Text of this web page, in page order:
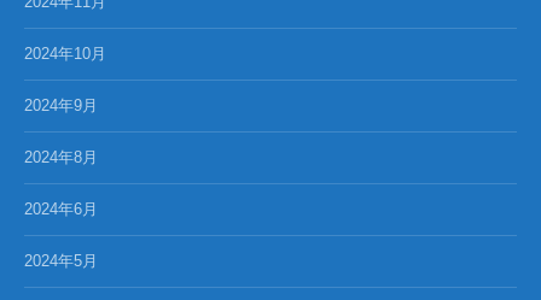
2024年10月
2024年9月
2024年8月
2024年6月
2024年5月